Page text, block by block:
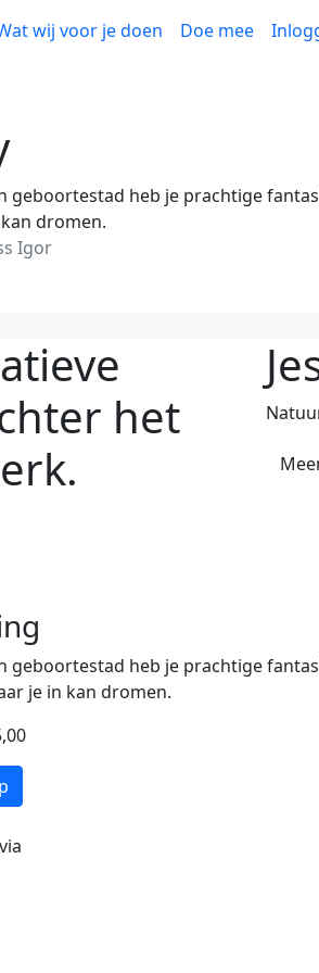
Wat wij voor je
Doe
geboortestad heb je prachtige
dromen.
het
geboortestad heb je prachtige